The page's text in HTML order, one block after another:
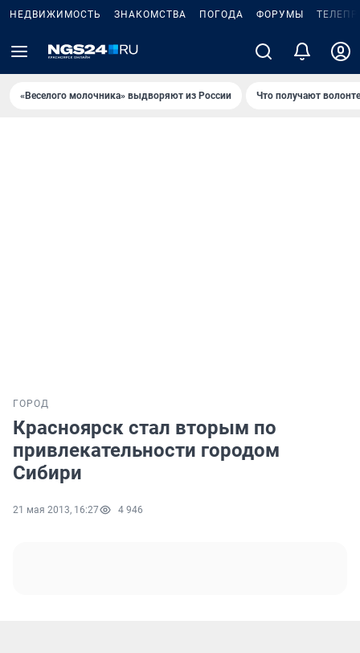
НЕДВИЖИМОСТЬ ЗНАКОМСТВА ПОГОДА ФОРУМЫ
«Веселого молочника» выдворяют из России Что получают
ГОРОД
Красноярск стал вторым по
привлекательности городом
Сибири
21 мая 2013, 16:27 4 946